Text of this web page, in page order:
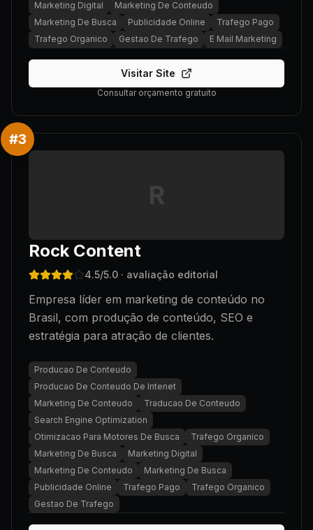
Marketing Digital
Marketing De Conteudo
Marketing De Busca
Publicidade Online
Trafego Pago
Trafego Organico
Gestao De Trafego E Mail Marketing
Visitar Site
Consultar orçamento gratuito
#3
R
Rock Content
4.5/5.0 · avaliação editorial
Empresa líder em marketing de conteúdo no
Brasil, com produção de conteúdo, SEO e
estratégia para atração de clientes.
Producao De Conteudo
Producao De Conteudo De Intenet
Marketing De Conteudo
Traducao De Conteudo
Search Engine Optimization
Otimizacao Para Motores De Busca
Trafego Organico
Marketing De Busca
Marketing Digital
Marketing De Conteudo
Marketing De Busca
Publicidade Online
Trafego Pago
Trafego Organico
Gestao De Trafego